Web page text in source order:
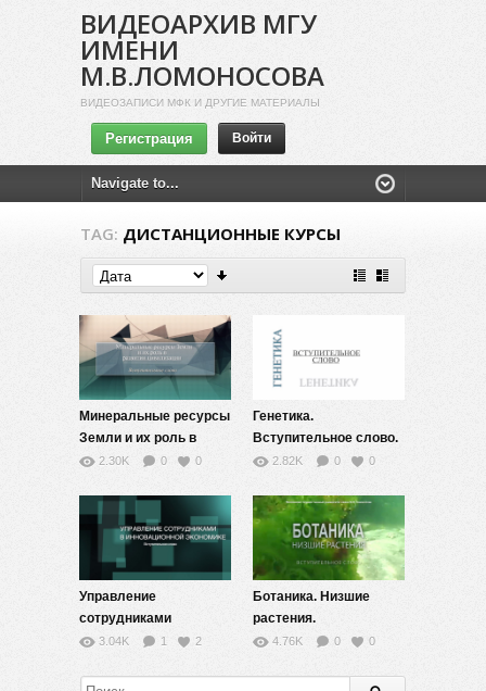
ВИДЕОАРХИВ МГУ
ИМЕНИ
М.В.ЛОМОНОСОВА
ВИДЕОЗАПИСИ МФК И ДРУГИЕ МАТЕРИАЛЫ
Регистрация Войти
TAG: ДИСТАНЦИОННЫЕ КУРСЫ
Минеральные ресурсы
Земли и их роль в
развитии цивилизации.
2.30K 0 0
Генетика.
Вступительное слово.
2.82K 0 0
Управление
сотрудниками
Вступление
3.04K 1 2
Ботаника. Низшие
растения.
Вступительное слово.
4.76K 0 0